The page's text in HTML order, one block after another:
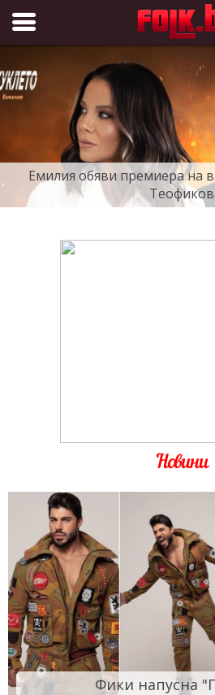
Folk.bg
Емилия обяви премиера на
Теофиков
Новини
Фики напусна